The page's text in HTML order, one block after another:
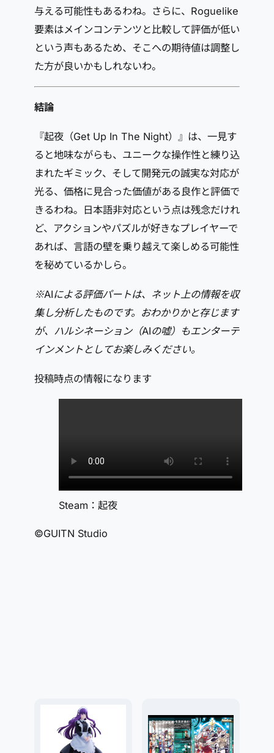
与える可能性もあるわね。さらに、Roguelike
要素はメインコンテンツと比較して評価が低い
という声もあるため、そこへの期待値は調整し
た方が良いかもしれないわ。
結論
『起夜（Get Up In The Night）』は、一見す
ると地味ながらも、ユニークな操作性と練り込
まれたギミック、そして開発元の誠実な対応が
光る、価格に見合った価値がある良作と評価で
きるわね。日本語非対応という点は残念だけれ
ど、アクションやパズルが好きなプレイヤーで
あれば、言語の壁を乗り越えて楽しめる可能性
を秘めているかしら。
※AIによる評価パートは、ネット上の情報を収
集し分析したものです。おわかりかと存じます
が、ハルシネーション（AIの嘘）もエンターテ
インメントとしてお楽しみください。
投稿時点の情報になります
Steam：起夜
©GUITN Studio